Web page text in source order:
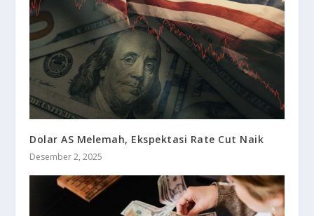
Dolar AS Melemah, Ekspektasi Rate Cut Naik
Desember 2, 2025